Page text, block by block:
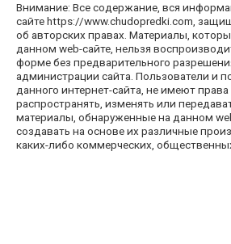
Внимание: Все содержание, вся
сайте https://www.chudopredki.com,
об авторских правах. Материалы,
данном web-сайте, нельзя
форме без предварительного
администрации сайта. Пользователи и
данного интернет-сайта, не имеют права
распространять, изменять или
материалы, обнаруженные на данном
создавать на основе их различные
каких-либо коммерческих,